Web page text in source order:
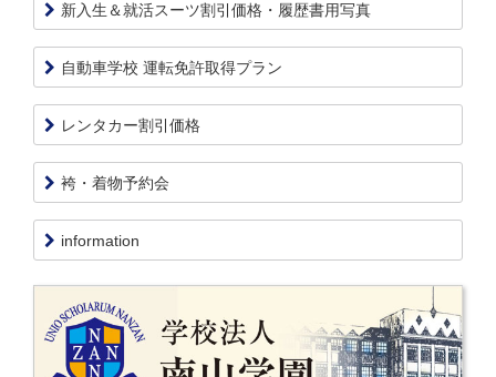
新入生＆就活スーツ割引価格・履歴書用写真
自動車学校 運転免許取得プラン
レンタカー割引価格
袴・着物予約会
information